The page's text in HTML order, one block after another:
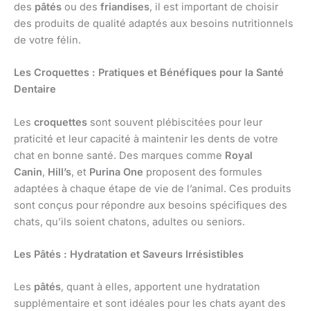
des pâtés ou des friandises, il est important de choisir
des produits de qualité adaptés aux besoins nutritionnels
de votre félin.
Les Croquettes : Pratiques et Bénéfiques pour la Santé
Dentaire
Les croquettes sont souvent plébiscitées pour leur
praticité et leur capacité à maintenir les dents de votre
chat en bonne santé. Des marques comme Royal
Canin, Hill’s, et Purina One proposent des formules
adaptées à chaque étape de vie de l’animal. Ces produits
sont conçus pour répondre aux besoins spécifiques des
chats, qu’ils soient chatons, adultes ou seniors.
Les Pâtés : Hydratation et Saveurs Irrésistibles
Les pâtés, quant à elles, apportent une hydratation
supplémentaire et sont idéales pour les chats ayant des